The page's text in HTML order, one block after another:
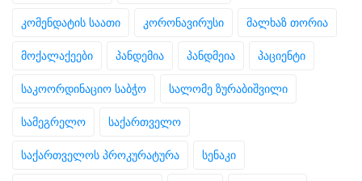
კომენდატის საათი კორონავირუსი მალხაზ თორია
მოქალაქეები პანდემია პანდმეია პაციენტი
საკოორდინაციო საბჭო სალომე ზურაბიშვილი
სამეგრელო საქართველო
საქართველოს პროკურატურა სენაკი